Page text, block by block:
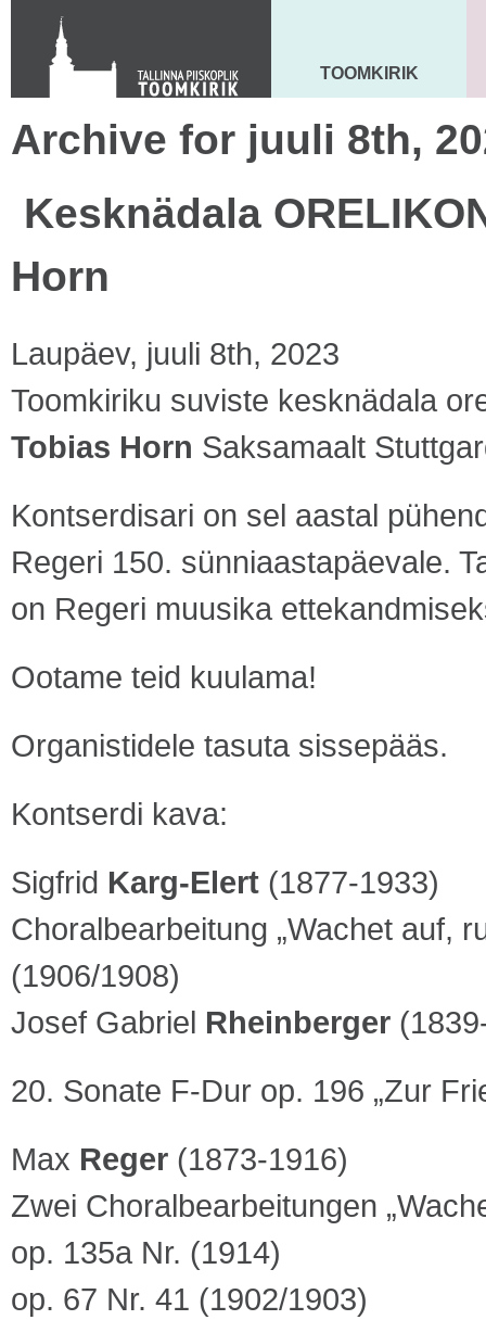
KONTAKT
Toom-Kooli 6, 10130 TALLINN
tallinna.toom@eelk.ee
MAARJA KIRIK
TOOMKIRIK
Archive for juuli 8th,
Kesknädala
Horn
Laupäev, juuli 8th, 2023
Toomkiriku suviste kesknädala
Tobias Horn Saksamaalt
Kontserdisari on sel aastal
Regeri 150. sünniaastapäevale.
on Regeri muusika
Ootame teid kuulama!
Organistidele tasuta sissepääs.
Kontserdi kava:
Sigfrid Karg-Elert (1877-1933)
Choralbearbeitung „Wachet auf,
(1906/1908)
Josef Gabriel Rheinberger
20. Sonate F-Dur op. 196 „Zur
Max Reger (1873-1916)
Zwei Choralbearbeitungen
op. 135a Nr. (1914)
op. 67 Nr. 41 (1902/1903)